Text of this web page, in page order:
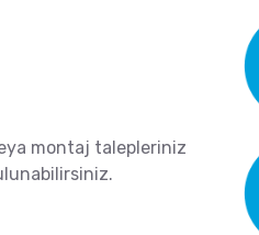
montaj talepleriniz